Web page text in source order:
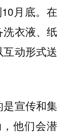
月底。在
衣液、纸
动形式送
宣传和集
他们会潜